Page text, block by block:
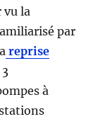
vu la
par
reprise
à